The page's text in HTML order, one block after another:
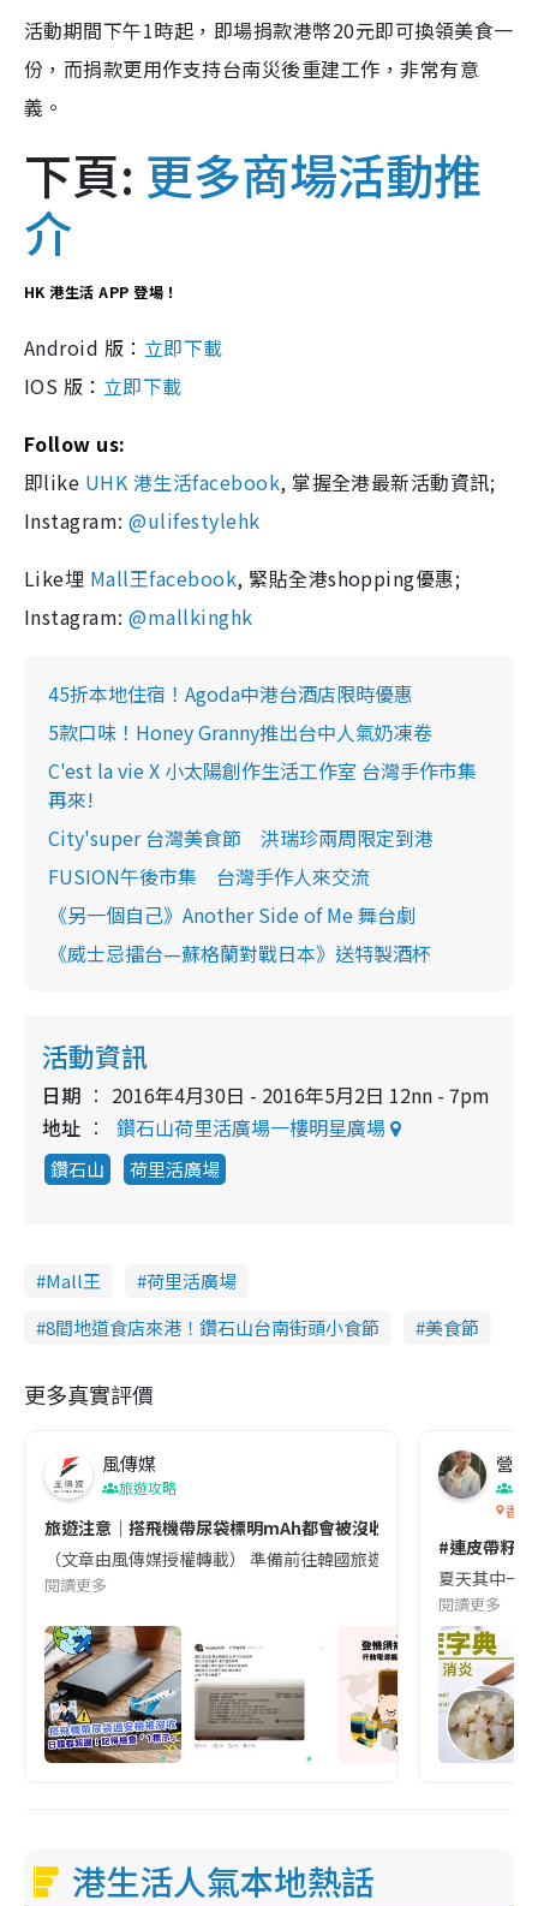
活動期間下午1時起，即場捐款港幣20元即可換領美食一
份，而捐款更用作支持台南災後重建工作，非常有意
義。
下頁: 更多商場活動推
介
HK 港生活 APP 登場！
Android 版： 立即下載
IOS 版： 立即下載
Follow us:
即like UHK 港生活facebook, 掌握全港最新活動資訊;
Instagram:@ulifestylehk
Like埋 Mall王facebook, 緊貼全港shopping優惠;
Instagram:@mallkinghk
45折本地住宿！Agoda中港台酒店限時優惠
5款口味！Honey Granny推出台中人氣奶凍卷
C'est la vie X 小太陽創作生活工作室 台灣手作市集
再來!
City'super 台灣美食節 洪瑞珍兩周限定到港
FUSION午後市集 台灣手作人來交流
《另一個自己》Another Side of Me 舞台劇
《威士忌擂台—蘇格蘭對戰日本》送特製酒杯
活動資訊
日期
2016年4月30日 - 2016年5月2日 12nn - 7pm
地址
鑽石山荷里活廣場一樓明星廣場
鑽石山 荷里活廣場
Mall王
荷里活廣場
8間地道食店來港！鑽石山台南街頭小食節
美食節
更多真實評價
風傳媒
旅遊攻略
旅遊注意｜搭飛機帶尿袋標明mAh都會被沒收😱出發前切記檢查
（文章由風傳媒授權轉載） 準備前往韓國旅遊的民眾，近期要
閱讀更多
營養
香港
#連皮帶籽
夏天其中一
閱讀更多
港生活人氣本地熱話